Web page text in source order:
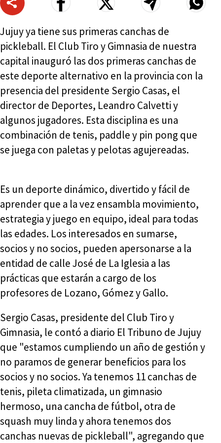
Jujuy ya tiene sus primeras canchas de
pickleball. El Club Tiro y Gimnasia de nuestra
capital inauguró las dos primeras canchas de
este deporte alternativo en la provincia con la
presencia del presidente Sergio Casas, el
director de Deportes, Leandro Calvetti y
algunos jugadores. Esta disciplina es una
combinación de tenis, paddle y pin pong que
se juega con paletas y pelotas agujereadas.
Es un deporte dinámico, divertido y fácil de
aprender que a la vez ensambla movimiento,
estrategia y juego en equipo, ideal para todas
las edades. Los interesados en sumarse,
socios y no socios, pueden apersonarse a la
entidad de calle José de La Iglesia a las
prácticas que estarán a cargo de los
profesores de Lozano, Gómez y Gallo.
Sergio Casas, presidente del Club Tiro y
Gimnasia, le contó a diario El Tribuno de Jujuy
que "estamos cumpliendo un año de gestión y
no paramos de generar beneficios para los
socios y no socios. Ya tenemos 11 canchas de
tenis, pileta climatizada, un gimnasio
hermoso, una cancha de fútbol, otra de
squash muy linda y ahora tenemos dos
canchas nuevas de pickleball", agregando que